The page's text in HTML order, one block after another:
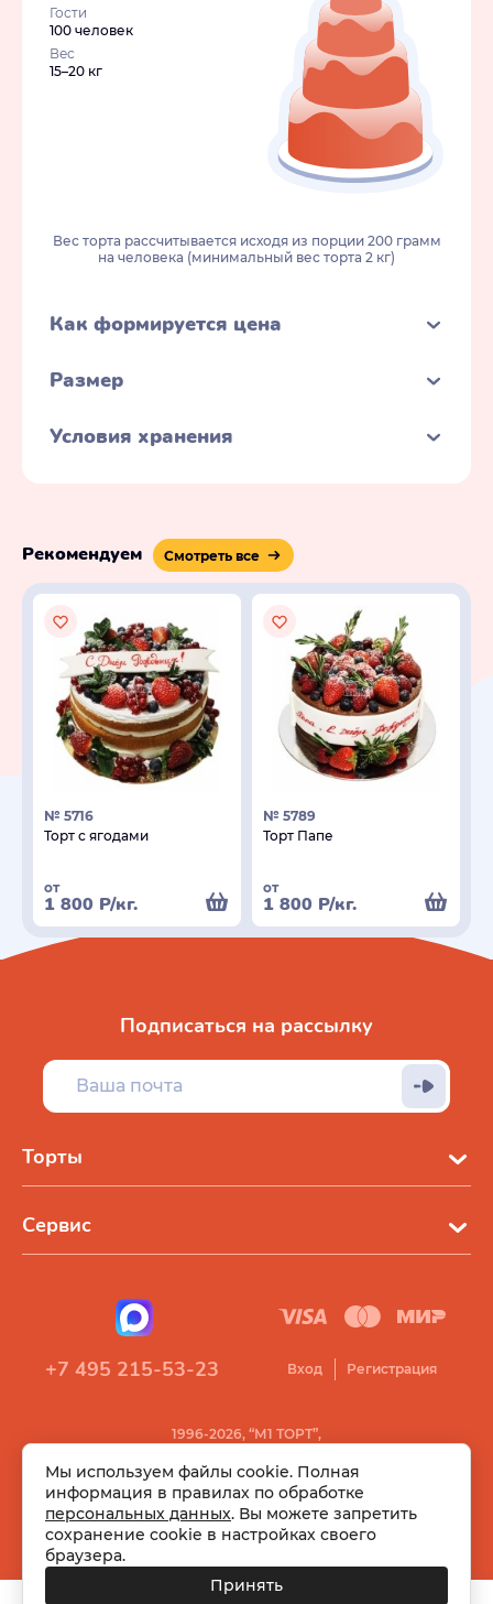
Гости
100 человек
Вес
15–20 кг
Вес торта рассчитывается исходя из порции 200 грамм
на человека (минимальный вес торта 2 кг)
Как формируется цена
Размер
Условия хранения
Рекомендуем Смотреть все
№ 5716
Торт с ягодами
от
1 800 Р/кг.
№ 5789
Торт Папе
от
1 800 Р/кг.
Торты
Сервис
Подписаться на рассылку
1996-2026, “М1 ТОРТ”,
+7 495 215-53-23 Вход Регистрация
Мы используем файлы cookie. Полная
информация в правилах по обработке
персональных данных. Вы можете запретить
сохранение cookie в настройках своего
браузера.
Принять